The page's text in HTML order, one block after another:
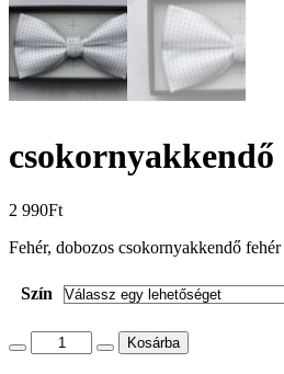
csokornyakkendő
2 990Ft
Fehér, dobozos csokornyakkendő
Szín
Kosárba